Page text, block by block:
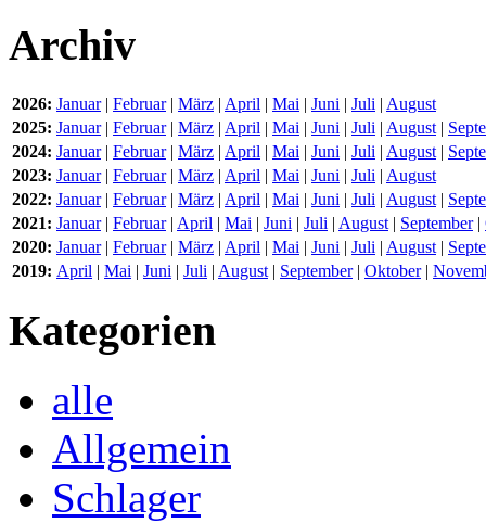
Archiv
2026: Januar| Februar| März | April | Mai | Juni | Juli | August
2025: Januar| Februar| März | April | Mai | Juni | Juli | August |
2024: Januar| Februar| März | April | Mai | Juni | Juli | August |
2023: Januar| Februar| März | April | Mai | Juni | Juli | August
2022: Januar| Februar| März | April | Mai | Juni | Juli | August |
2021: Januar| Februar| April | Mai | Juni | Juli | August | September|
2020: Januar| Februar| März | April | Mai | Juni | Juli | August |
2019: April | Mai | Juni | Juli | August | September| Oktober|
Kategorien
alle
Allgemein
Schlager